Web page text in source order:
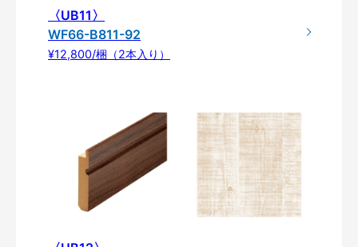
〈UB11〉
WF66-B811-92
¥12,800/梱（2本入り）